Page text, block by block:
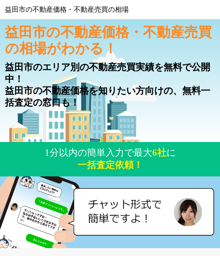
益田市の不動産価格・不動産売買の相場
益田市の不動産価格・不動産売買
の相場がわかる！
益田市のエリア別の不動産売買実績を無料で公開
中！
益田市の不動産価格を知りたい方向けの、無料一
括査定の窓口も！
1分以内の簡単入力で最大6社に
一括査定依頼！